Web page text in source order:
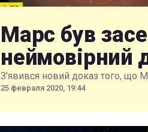
Марс був
неймовірний
З'явився новий доказ того, що
25 февраля 2020, 19:44